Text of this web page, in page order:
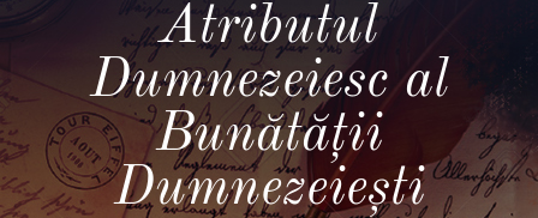
Atributul
Dumnezeiesc al
Bunătății
Dumnezeiești